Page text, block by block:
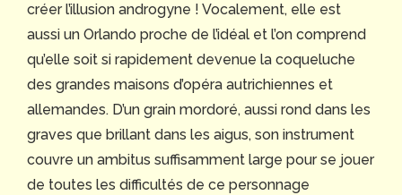
créer l’illusion androgyne ! Vocalement, elle est
aussi un Orlando proche de l’idéal et l’on comprend
qu’elle soit si rapidement devenue la coqueluche
des grandes maisons d’opéra autrichiennes et
allemandes. D’un grain mordoré, aussi rond dans les
graves que brillant dans les aigus, son instrument
couvre un ambitus suffisamment large pour se jouer
de toutes les difficultés de ce personnage